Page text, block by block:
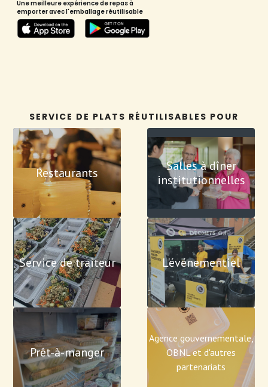
Une meilleure expérience de repas à
emporter avec l'emballage réutilisable
SERVICE DE PLATS RÉUTILISABLES POUR
Restaurants
Service de traiteur
Prêt-à-manger
Salles à dîner
institutionnelles
L'événementiel
Agence gouvernementale,
OBNL et d'autres
partenariats